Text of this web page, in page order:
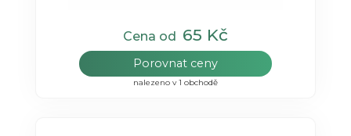
Cena od 65 Kč
Porovnat ceny
nalezeno v 1 obchodě